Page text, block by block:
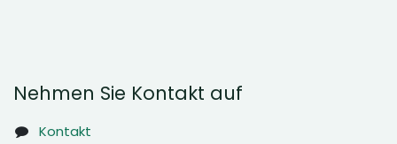
Nehmen Sie Kontakt auf
Kontakt